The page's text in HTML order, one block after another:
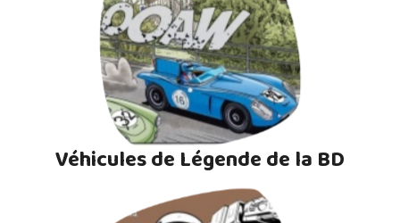
Véhicules de Légende de la BD